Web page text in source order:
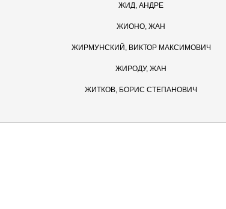
ЖИД, АНДРЕ
ЖИОНО, ЖАН
ЖИРМУНСКИЙ, ВИКТОР МАКСИМОВИЧ
ЖИРОДУ, ЖАН
ЖИТКОВ, БОРИС СТЕПАНОВИЧ